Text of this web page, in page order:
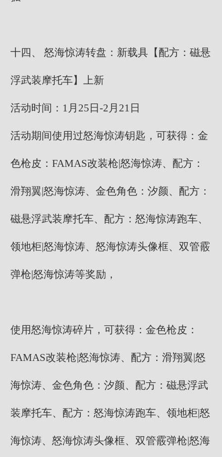
十四、 怒海惊涛转盘：新载具【配方：磁悬
浮武装摩托车】上新
活动时间：1月25日-2月21日
活动期间使用过怒海惊涛钥匙，可获得：金
色枪皮：FAMAS改装枪|怒海惊涛、配方：
滑翔翼|怒海惊涛、金色角色：汐颜、配方：
磁悬浮武装摩托车、配方：怒海惊涛跑车、
领地柜|怒海惊涛、怒海惊涛头像框、双管霰
弹枪|怒海惊涛等奖励，
使用怒海惊涛碎片，可获得：金色枪皮：
FAMAS改装枪|怒海惊涛、配方：滑翔翼|怒
海惊涛、金色角色：汐颜、配方：磁悬浮武
装摩托车、配方：怒海惊涛跑车、领地柜|怒
海惊涛、怒海惊涛头像框、双管霰弹枪|怒海